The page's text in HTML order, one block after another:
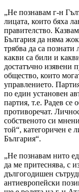
„Не познавам г-н
лицата, които бяха
правителство.
България да няма
трябва да са
какви са били и
достатъчно изявени
общество, които
управлението.
по един установен
партия, т.е. Радев се
противоречат.
собственото си
той“, категоричен е
България“.
„Не познавам нито
да ме притеснява, с
дългогодишен
антиевропейски